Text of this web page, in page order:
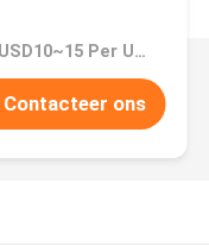
Prijs：USD10~15 Per Unit
Contacteer ons